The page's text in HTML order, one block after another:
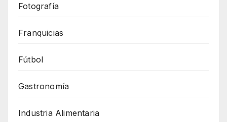
Fotografía
Franquicias
Fútbol
Gastronomía
Industria Alimentaria